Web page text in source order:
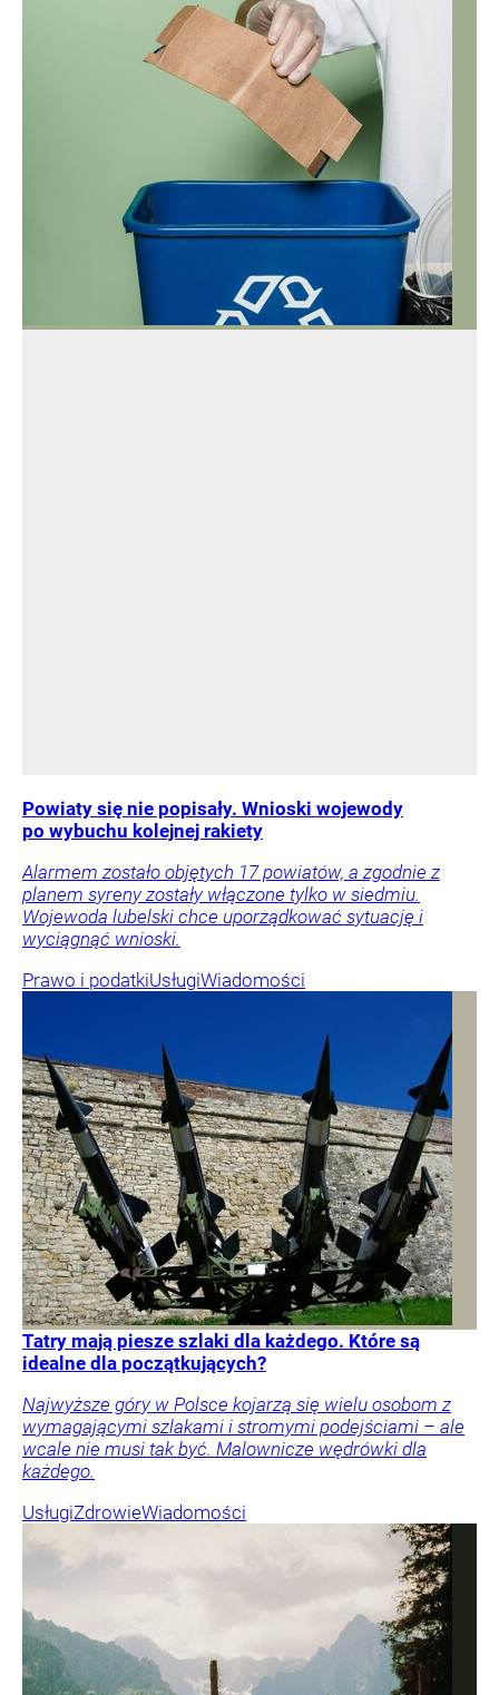
Powiaty się nie popisały. Wnioski wojewody
po wybuchu kolejnej rakiety
Alarmem zostało objętych 17 powiatów, a zgodnie z
planem syreny zostały włączone tylko w siedmiu.
Wojewoda lubelski chce uporządkować sytuację i
wyciągnąć wnioski.
Prawo i podatkiUsługiWiadomości
Tatry mają piesze szlaki dla każdego. Które są
idealne dla początkujących?
Najwyższe góry w Polsce kojarzą się wielu osobom z
wymagającymi szlakami i stromymi podejściami – ale
wcale nie musi tak być. Malownicze wędrówki dla
każdego.
UsługiZdrowieWiadomości